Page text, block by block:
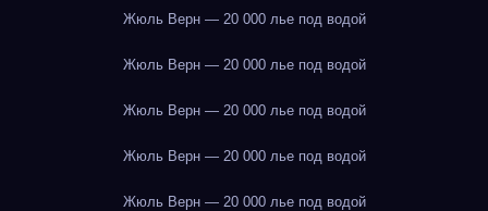
Жюль Верн — 20 000 лье под водой
Жюль Верн — 20 000 лье под водой
Жюль Верн — 20 000 лье под водой
Жюль Верн — 20 000 лье под водой
Жюль Верн — 20 000 лье под водой